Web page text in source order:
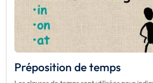
Préposition de temps